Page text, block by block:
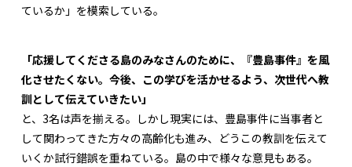
ているか」を模索している。
「応援してくださる島のみなさんのために、『豊島事件』を風
化させたくない。今後、この学びを活かせるよう、次世代へ教
訓として伝えていきたい」
と、3名は声を揃える。しかし現実には、豊島事件に当事者と
して関わってきた方々の高齢化も進み、どうこの教訓を伝えて
いくか試行錯誤を重ねている。島の中で様々な意見もある。